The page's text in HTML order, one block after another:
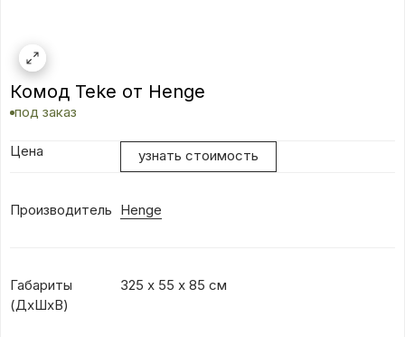
Комод Teke от Henge
под заказ
Цена узнать стоимость
Производитель Henge
Габариты
(ДхШхВ)
325 х 55 х 85 см